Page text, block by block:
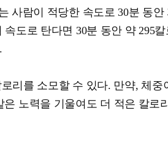
사람이 적당한 속도로 30분 동안
도로 탄다면 30분 동안 약 295
리를 소모할 수 있다. 만약, 체중
노력을 기울여도 더 적은 칼로